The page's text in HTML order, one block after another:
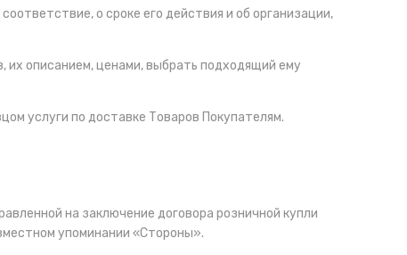
о сроке его действия и об организации,
описанием, ценами, выбрать подходящий ему
услуги по доставке Товаров Покупателям.
на заключение договора розничной купли
упоминании «Стороны».